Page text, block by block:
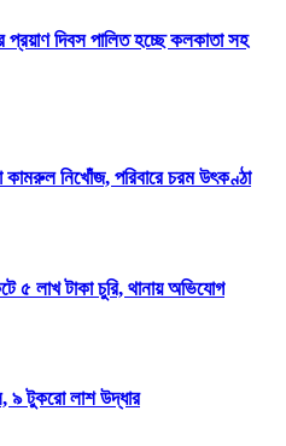
প্রয়াণ দিবস পালিত হচ্ছে কলকাতা সহ
কামরুল নিখোঁজ, পরিবারে চরম উৎকণ্ঠা
৫ লাখ টাকা চুরি, থানায় অভিযোগ
৯ টুকরো লাশ উদ্ধার